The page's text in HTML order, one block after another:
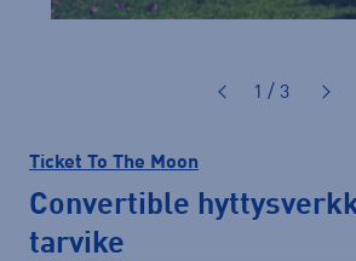
1 / 3
Ticket To The Moon
Convertible
tarvike